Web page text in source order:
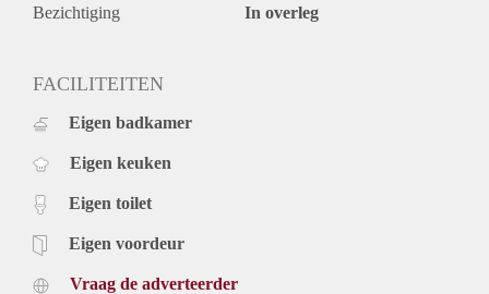
Bezichtiging In overleg
FACILITEITEN
Eigen badkamer
Eigen keuken
Eigen toilet
Eigen voordeur
Vraag de adverteerder